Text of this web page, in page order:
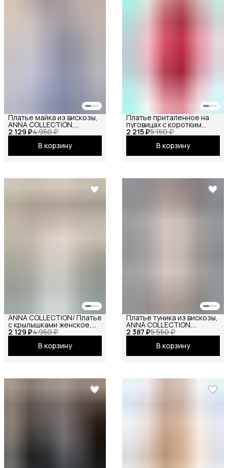
2 129 ₽4 950 ₽
Платье майка из вискозы,
ANNA COLLECTION,
сарафан офисный, на
вечернее праздничное
В корзину
2 215 ₽5 150 ₽
Платье приталенное на
пуговицах с коротким
рукавом
В корзину
2 129 ₽4 950 ₽
ANNA COLLECTION/ Платье
с крылышками женское,
платье вечернее,
нарядное, атласное,
шёлковое, на праздник
В корзину
2 387 ₽5 550 ₽
Платье туника из вискозы,
ANNA COLLECTION,
вечернее праздничное
повседневное офисное
В корзину